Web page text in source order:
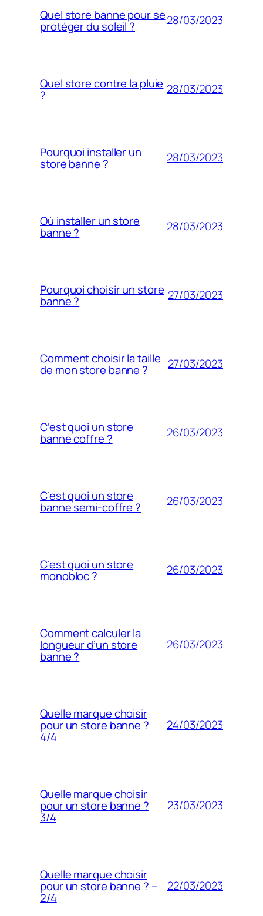
Quel store banne pour se
protéger du soleil ? 28/03/2023
Quel store contre la pluie
? 28/03/2023
Pourquoi installer un
store banne ? 28/03/2023
Où installer un store
banne ? 28/03/2023
Pourquoi choisir un store
banne ? 27/03/2023
Comment choisir la taille
de mon store banne ? 27/03/2023
C’est quoi un store
banne coffre ? 26/03/2023
C’est quoi un store
banne semi-coffre ? 26/03/2023
C’est quoi un store
monobloc ? 26/03/2023
Comment calculer la
longueur d’un store
banne ?
26/03/2023
Quelle marque choisir
pour un store banne ?
4/4
24/03/2023
Quelle marque choisir
pour un store banne ?
3/4
23/03/2023
Quelle marque choisir
pour un store banne ? –
2/4
22/03/2023